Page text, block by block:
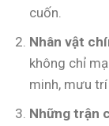
cuốn.
Nhân vật
không chỉ
minh, mưu
Những trận